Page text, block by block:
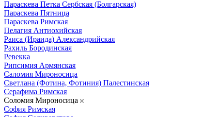
Параскева Петка Сербская (Болгарская)
Параскева Пятница
Параскева Римская
Пелагия Антиохийская
Раиса (Ираида) Александрийская
Рахиль Бородинская
Ревекка
Рипсимия Армянская
Саломия Мироносица
Светлана (Фотина, Фотиния) Палестинская
Серафима Римская
Соломия Мироносица
София Римская